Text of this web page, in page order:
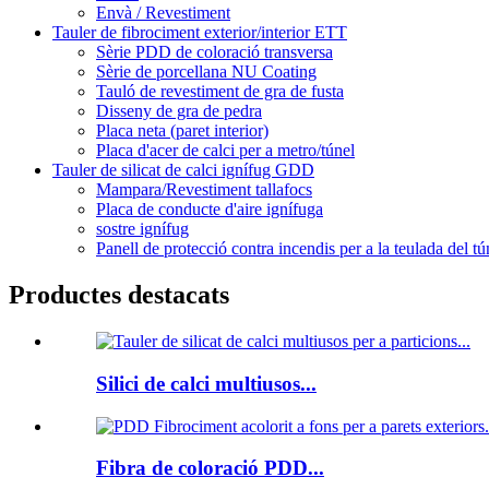
Envà / Revestiment
Tauler de fibrociment exterior/interior ETT
Sèrie PDD de coloració transversa
Sèrie de porcellana NU Coating
Tauló de revestiment de gra de fusta
Disseny de gra de pedra
Placa neta (paret interior)
Placa d'acer de calci per a metro/túnel
Tauler de silicat de calci ignífug GDD
Mampara/Revestiment tallafocs
Placa de conducte d'aire ignífuga
sostre ignífug
Panell de protecció contra incendis per a la teulada del
Productes destacats
Silici de calci multiusos...
Fibra de coloració PDD...